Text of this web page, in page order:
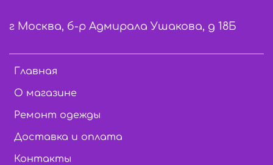
Главная
О магазине
Ремонт одежды
Доставка и оплата
Контакты
г Москва, б-р Адмирала Ушакова, д 18Б